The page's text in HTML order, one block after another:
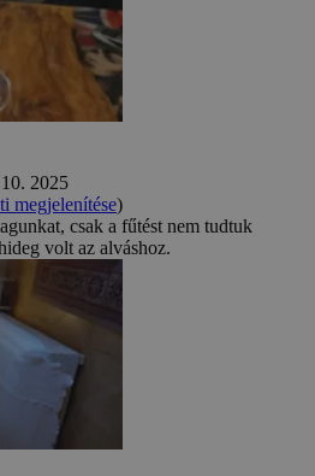
2025
megjelenítése)
csak a fűtést nem tudtuk
volt az alváshoz.